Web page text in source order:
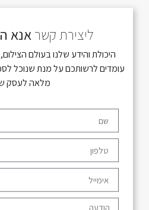
ליצירת קשראנא
היכולת והידע שלנו בעולם
עומדים לרשותכם על מנת שנוכל
מלאה לעסק